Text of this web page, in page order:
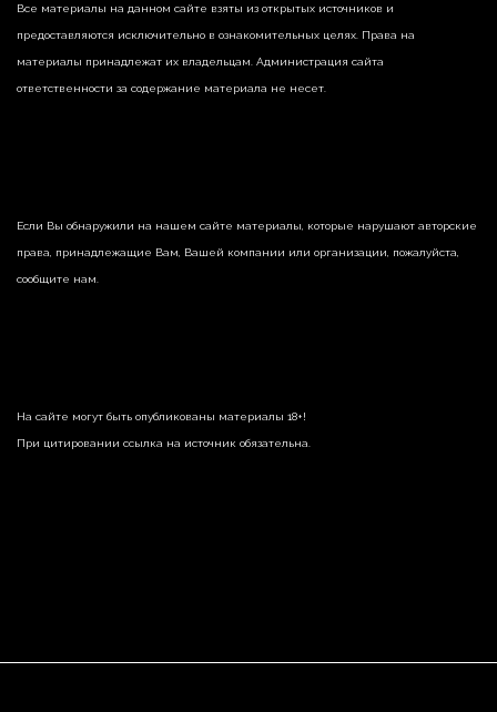
Все материалы на данном сайте взяты из открытых источников и
предоставляются исключительно в ознакомительных целях. Права на
материалы принадлежат их владельцам. Администрация сайта
ответственности за содержание материала не несет.
Если Вы обнаружили на нашем сайте материалы, которые нарушают авторские
права, принадлежащие Вам, Вашей компании или организации, пожалуйста,
сообщите нам.
На сайте могут быть опубликованы материалы 18+!
При цитировании ссылка на источник обязательна.